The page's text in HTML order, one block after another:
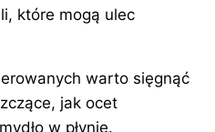
które mogą ulec
warto sięgnąć
jak ocet
w płynie.